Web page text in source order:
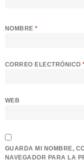
NOMBRE*
CORREO ELECTRÓNICO
WEB
GUARDA MI NOMBRE,
NAVEGADOR PARA LA